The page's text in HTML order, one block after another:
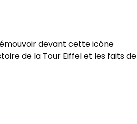
devant cette icône
de la Tour Eiffel et les faits de